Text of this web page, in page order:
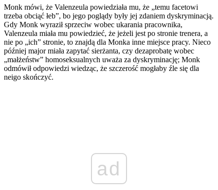
Monk mówi, że Valenzeula powiedziała mu, że „temu facetowi
trzeba obciąć łeb”, bo jego poglądy były jej zdaniem dyskryminacją.
Gdy Monk wyraził sprzeciw wobec ukarania pracownika,
Valenzeula miała mu powiedzieć, że jeżeli jest po stronie trenera, a
nie po „ich” stronie, to znajdą dla Monka inne miejsce pracy. Nieco
później major miała zapytać sierżanta, czy dezaprobatę wobec
„małżeństw” homoseksualnych uważa za dyskryminację; Monk
odmówił odpowiedzi wiedząc, że szczerość mogłaby źle się dla
neigo skończyć.
ad